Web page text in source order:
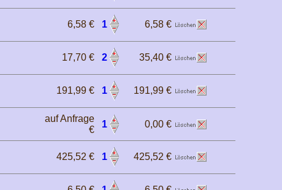
6,58 € 1 6,58 €
17,70 € 2 35,40 €
191,99 € 1 191,99 €
auf Anfrage
€
1 0,00 €
425,52 € 1 425,52 €